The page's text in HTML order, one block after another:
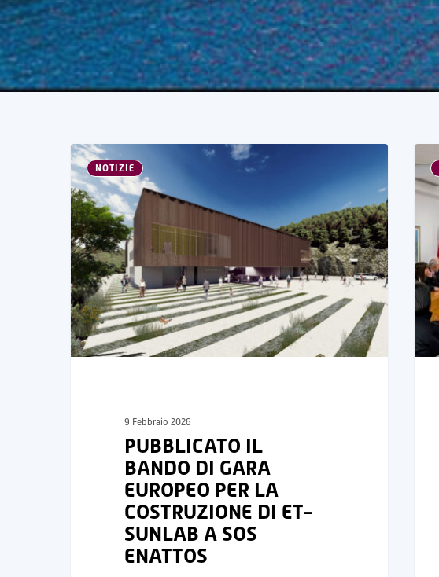
NOTIZIE
9 Febbraio 2026
PUBBLICATO IL
BANDO DI GARA
EUROPEO PER LA
COSTRUZIONE DI ET-
SUNLAB A SOS
ENATTOS